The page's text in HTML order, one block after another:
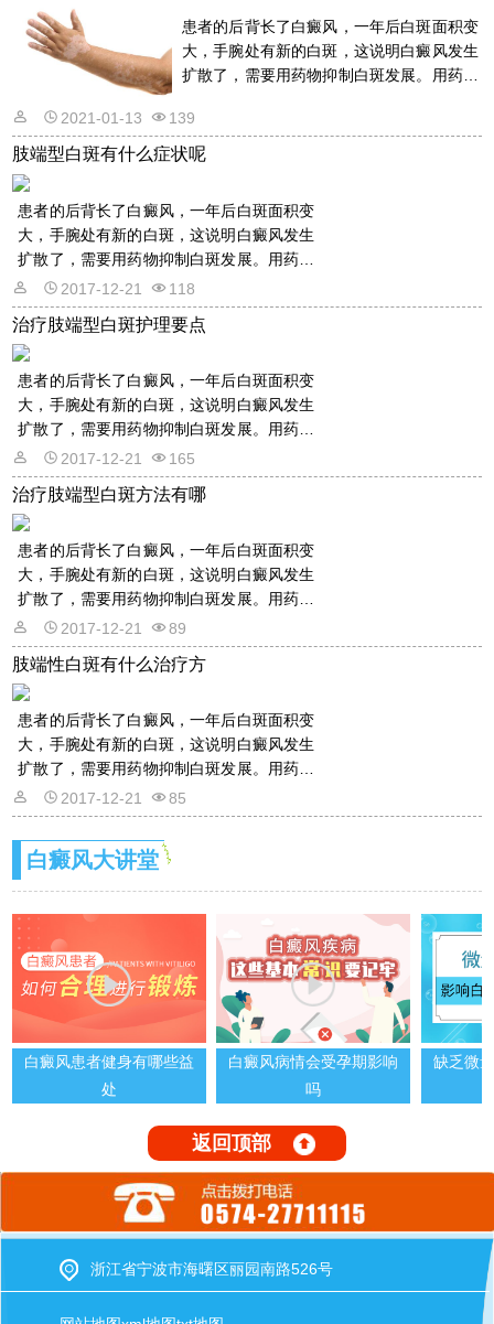
患者的后背长了白癜风，一年后白斑面积变
大，手腕处有新的白斑，这说明白癜风发生
扩散了，需要用药物抑制白斑发展。用药物
其反。详情请看文章介绍内容。
2021-01-13 139
肢端型白斑有什么症状呢
患者的后背长了白癜风，一年后白斑面积变
大，手腕处有新的白斑，这说明白癜风发生
扩散了，需要用药物抑制白斑发展。用药物
的话是需要遵从医嘱的，以免滥用药物适得
其反。详情请看文章介绍内容。
2017-12-21 118
治疗肢端型白斑护理要点
患者的后背长了白癜风，一年后白斑面积变
大，手腕处有新的白斑，这说明白癜风发生
扩散了，需要用药物抑制白斑发展。用药物
的话是需要遵从医嘱的，以免滥用药物适得
其反。详情请看文章介绍内容。
2017-12-21 165
治疗肢端型白斑方法有哪
患者的后背长了白癜风，一年后白斑面积变
大，手腕处有新的白斑，这说明白癜风发生
扩散了，需要用药物抑制白斑发展。用药物
的话是需要遵从医嘱的，以免滥用药物适得
其反。详情请看文章介绍内容。
2017-12-21 89
肢端性白斑有什么治疗方
患者的后背长了白癜风，一年后白斑面积变
大，手腕处有新的白斑，这说明白癜风发生
扩散了，需要用药物抑制白斑发展。用药物
的话是需要遵从医嘱的，以免滥用药物适得
其反。详情请看文章介绍内容。
2017-12-21 85
白癜风大讲堂
白癜风患者健身有哪些益
处
白癜风病情会受孕期影响
吗
缺乏微
返回顶部
浙江省宁波市海曙区丽园南路526号